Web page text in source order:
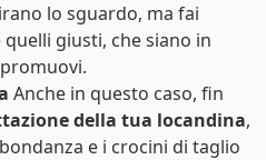
lo sguardo, ma fai
giusti, che siano in
Anche in questo caso, fin
della tua locandina,
e i crocini di taglio